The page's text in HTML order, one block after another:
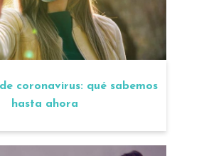
coronavirus: qué sabemos
hasta ahora